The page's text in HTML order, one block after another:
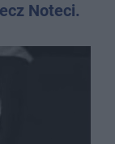
Noteci.